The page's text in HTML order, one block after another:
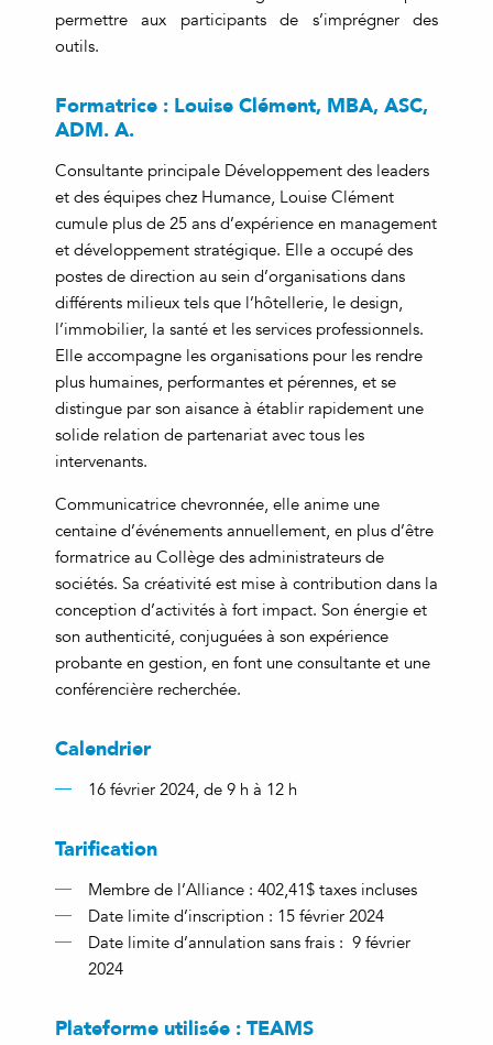
permettre aux participants de s’imprégner des
outils.
Formatrice : Louise Clément, MBA, ASC,
ADM. A.
Consultante principale Développement des leaders
et des équipes chez Humance, Louise Clément
cumule plus de 25 ans d’expérience en management
et développement stratégique. Elle a occupé des
postes de direction au sein d’organisations dans
différents milieux tels que l’hôtellerie, le design,
l’immobilier, la santé et les services professionnels.
Elle accompagne les organisations pour les rendre
plus humaines, performantes et pérennes, et se
distingue par son aisance à établir rapidement une
solide relation de partenariat avec tous les
intervenants.
Communicatrice chevronnée, elle anime une
centaine d’événements annuellement, en plus d’être
formatrice au Collège des administrateurs de
sociétés. Sa créativité est mise à contribution dans la
conception d’activités à fort impact. Son énergie et
son authenticité, conjuguées à son expérience
probante en gestion, en font une consultante et une
conférencière recherchée.
Calendrier
16 février 2024, de 9 h à 12 h
Tarification
Membre de l’Alliance : 402,41$ taxes incluses
Date limite d’inscription : 15 février 2024
Date limite d’annulation sans frais : 9 février
2024
Plateforme utilisée : TEAMS